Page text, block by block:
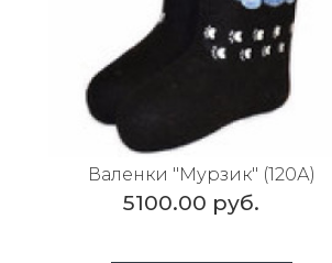
Валенки "Мурзик" (120А)
5100.00 руб.